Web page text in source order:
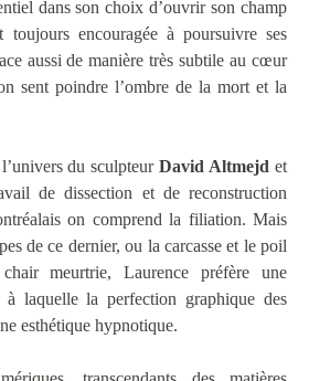
dans son choix d’ouvrir son champ
encouragée à poursuivre ses
aussi de manière très subtile au cœur
sent poindre l’ombre de la mort et la
du sculpteurDavid Altmejd et
de dissection et de reconstruction
on comprend la filiation. Mais
de ce dernier, ou la carcasse et le poil
meurtrie, Laurence préfère une
à laquelle la perfection graphique des
esthétique hypnotique.